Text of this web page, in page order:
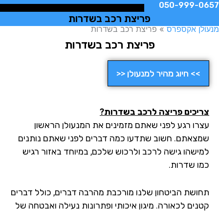
050-999-
פריצת רכב בשדרות
אקספרס»פריצת רכב בשדרות
פריצת רכב בשדרות
>> חיוג מהיר למנעולן <<
פריצה לרכב בשדרות?
רגע לפני שאתם מזמינים את המנעולן הראשון
חשוב שתדעו כמה דברים לפני שאתם נותנים
גישה לרכב ולרכוש שלכם, במיוחד באזור רגיש
שדרות.
הביטחון שלנו מורכבת מהרבה דברים, כולל דברים
לכאורה. מיגון איכותי ופתרונות נעילה ואבטחה של